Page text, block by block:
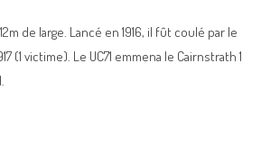
de large. Lancé en 1916, il fût coulé par le
(1 victime). Le UC71 emmena le Cairnstrath 1